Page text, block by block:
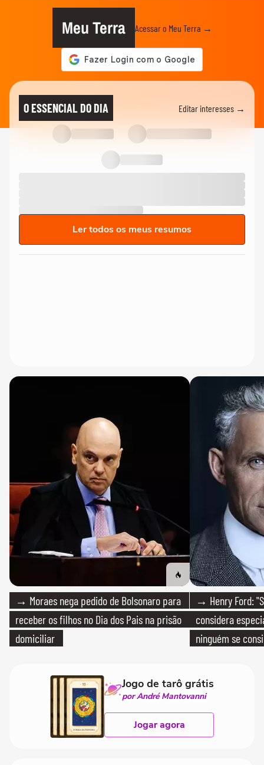
Meu Terra Acessar o Meu Terra →
O ESSENCIAL DO DIA Editar interesses →
Ler todos os meus resumos
→ Moraes nega pedido de Bolsonaro para
receber os filhos no Dia dos Pais na prisão
domiciliar
→ Henry Ford:
considera
ninguém se
Jogo de tarô grátis
por André Mantovanni
Jogar agora